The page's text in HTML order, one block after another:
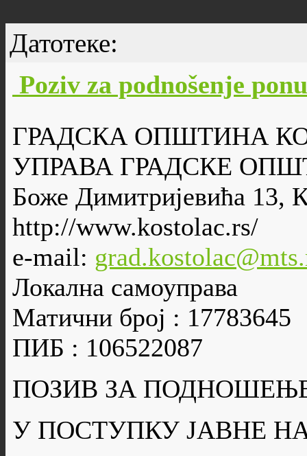
Датотеке:
Poziv za podnošenje
ГРАДСКА ОПШТИНА
УПРАВА ГРАДСКЕ
Боже Димитријевића 13,
http://www.kostolac.rs/
e-mail:
Локална самоуправа
Матични број : 17783645
ПИБ : 106522087
ПОЗИВ ЗА
У ПОСТУПКУ ЈАВНЕ